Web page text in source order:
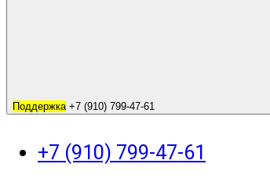
Поддержка +7 (910) 799-47-61
+7 (910) 799-47-61